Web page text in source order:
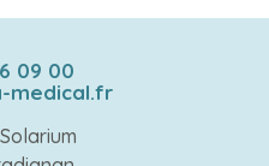
09 00
medical.fr